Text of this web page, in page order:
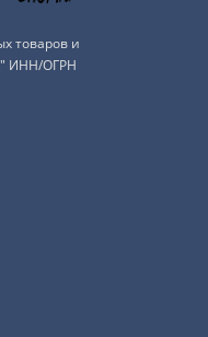
товаров и
ИНН/ОГРН